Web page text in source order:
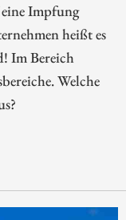
Impfung
heißt es
Im Bereich
Welche